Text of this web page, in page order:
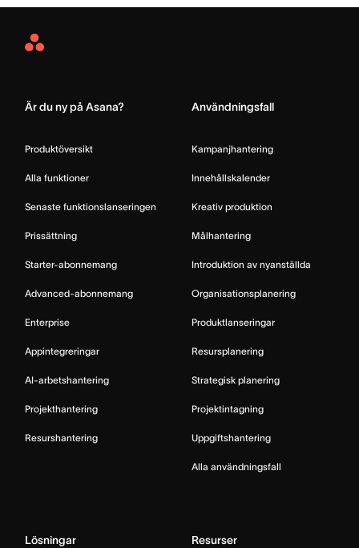
Asana
Är du ny på Asana?
Produktöversikt
Alla funktioner
Senaste funktionslanseringen
Prissättning
Starter-abonnemang
Advanced-abonnemang
Enterprise
Appintegreringar
AI-arbetshantering
Projekthantering
Resurshantering
Användningsfall
Kampanjhantering
Innehållskalender
Kreativ produktion
Målhantering
Introduktion av nyanställda
Organisationsplanering
Produktlanseringar
Resursplanering
Strategisk planering
Projektintagning
Uppgiftshantering
Alla användningsfall
Lösningar Resurser